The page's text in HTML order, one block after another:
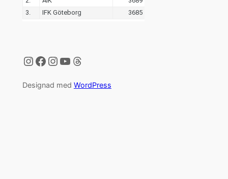
Instagram
Facebook
Instagram
YouTube
Threads
Designad med WordPress